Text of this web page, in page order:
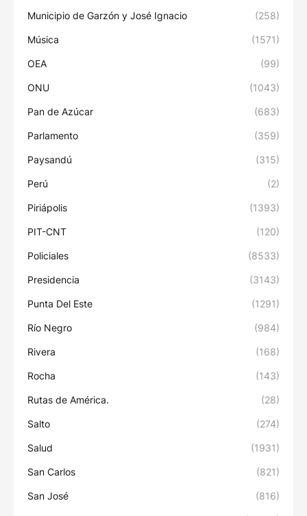
Municipio de Garzón y José Ignacio (258)
Música (1571)
OEA (99)
ONU (1043)
Pan de Azúcar (683)
Parlamento (359)
Paysandú (315)
Perú (2)
Piriápolis (1393)
PIT-CNT (120)
Policiales (8533)
Presidencia (3143)
Punta Del Este (1291)
Río Negro (984)
Rivera (168)
Rocha (143)
Rutas de América. (28)
Salto (274)
Salud (1931)
San Carlos (821)
San José (816)